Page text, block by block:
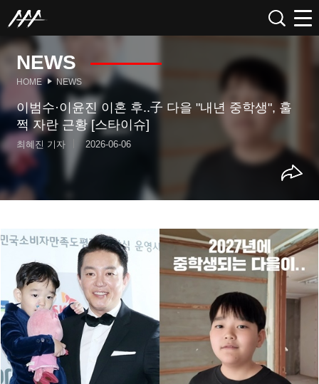
NEWS
HOME NEWS
이범수·이윤진 이혼 후..子 다을 "내년 중학생", 훌
쩍 자란 근황 [스타이슈]
최혜진 기자 2026-06-06